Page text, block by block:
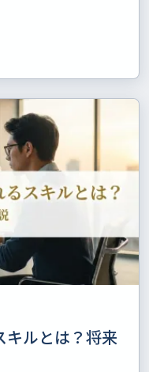
キルとは？将来